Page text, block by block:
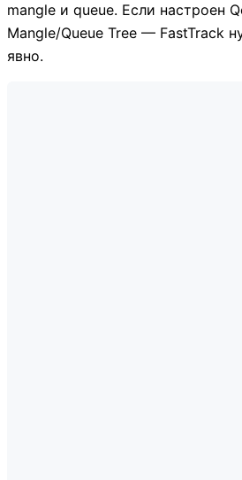
mangle и queue. Если настроен
Mangle/Queue Tree — FastTrack
явно.